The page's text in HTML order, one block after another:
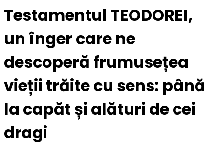
Testamentul TEODOREI,
un înger care ne
descoperă frumusețea
vieții trăite cu sens: până
la capăt și alături de cei
dragi